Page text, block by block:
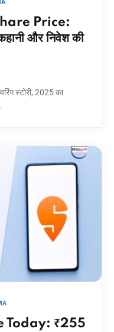
Price:
और निवेश की
स्टोरी, 2025 का
Today: ₹255